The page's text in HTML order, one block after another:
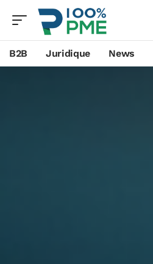
B2B Juridique News